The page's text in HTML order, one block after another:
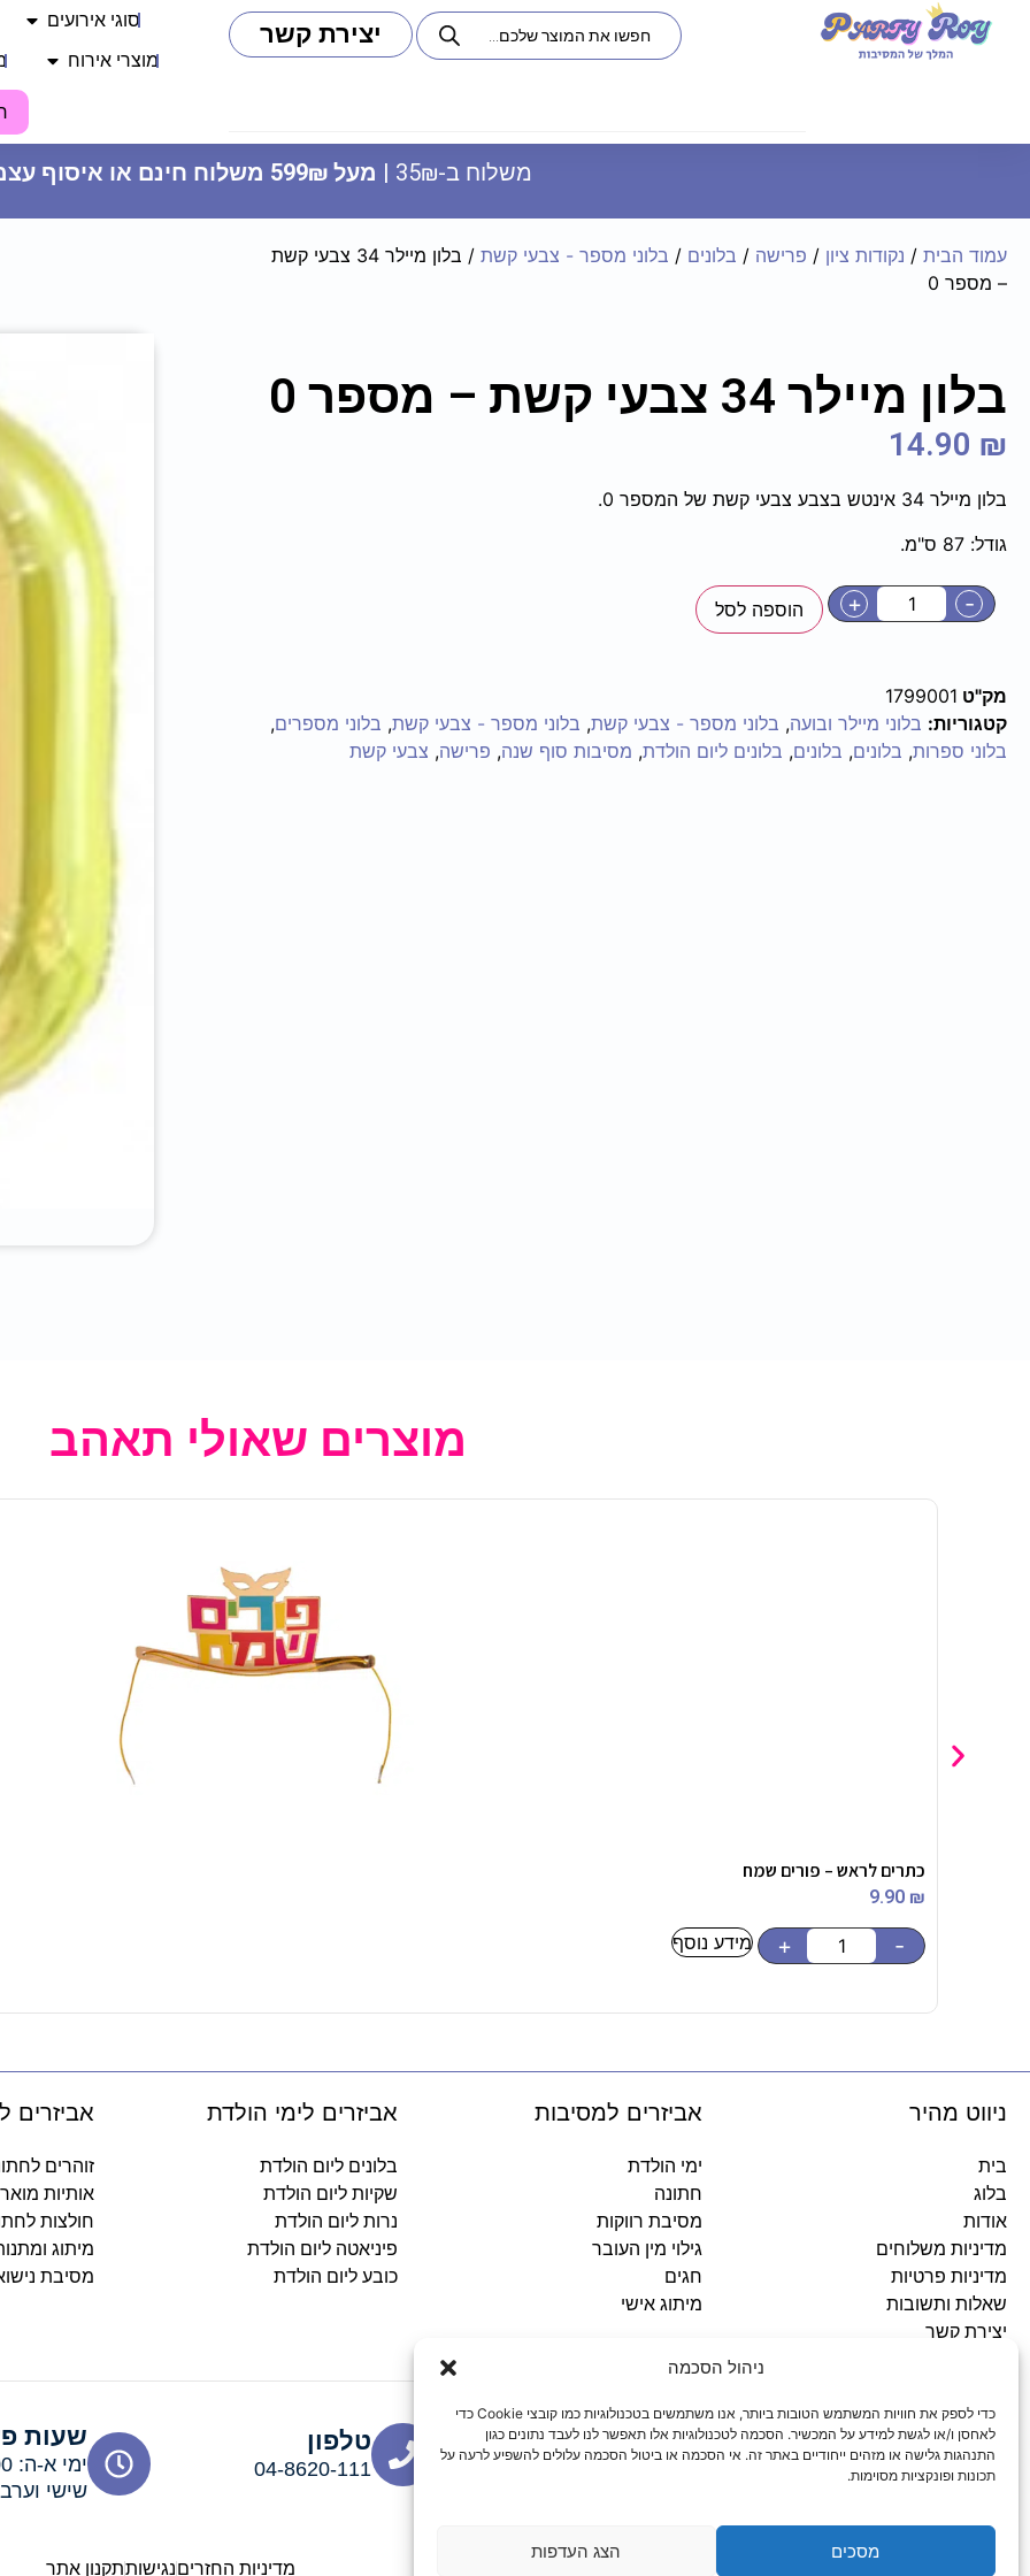
ניהול הסכמה
כדי לספק את חוויות המשתמש הטובות ביותר, אנו משתמשים בטכנולוגיות כמו קובצי Cookie כדי
לאחסן ו/או לגשת למידע על המכשיר. הסכמה לטכנולוגיות אלו תאפשר לנו לעבד נתונים כגון
התנהגות גלישה או מזהים ייחודיים באתר זה. אי הסכמה או ביטול הסכמה עלולים להשפיע לרעה על
תכונות ופונקציות מסוימות.
מסכים הצג העדפות
10.90
יצירת קשר סוגי אירועים
מוצרי אירוח
משלוח ב-35₪ | מעל 599₪ משלוח חינם או איסוף עצמי
עמוד הבית / נקודות ציון / פרישה / בלונים / בלוני מספר - צבעי קשת
/ בלון מיילר 34 צבעי קשת
– מספר 0
בלון מיילר 34 צבעי קשת – מספר 0
14.90 ₪
בלון מיילר 34 אינטש בצבע צבעי קשת של המספר 0.
גודל: 87 ס"מ.
-
+ הוספה לסל
מק"ט 1799001
קטגוריות: בלוני מיילר ובועה, בלוני מספר - צבעי קשת, בלוני מספר - צבעי קשת, בלוני מספרים,
בלוני ספרות, בלונים, בלונים, בלונים ליום הולדת, מסיבות סוף שנה, פרישה, צבעי קשת
מוצרים שאולי תאהב
כתרים לראש – פורים שמח
9.90 ₪
-
+ מידע נוסף
ניווט מהיר
בית
בלוג
אודות
מדיניות משלוחים
מדיניות פרטיות
שאלות ותשובות
יצירת קשר
אביזרים למסיבות
ימי הולדת
חתונה
מסיבת רווקות
גילוי מין העובר
חגים
מיתוג אישי
אביזרים לימי הולדת
בלונים ליום הולדת
שקיות ליום הולדת
נרות ליום הולדת
פיניאטה ליום הולדת
כובע ליום הולדת
אביזרים
זוהרים
אותיות
חולצות
מיתוג
מסיבת
כתובתינו
סניף עפולה: ירושלים 3
טלפון
04-8620-111
שעות
שישי וערבי חג:
מדיניות החזריםנגישותתקנון אתר